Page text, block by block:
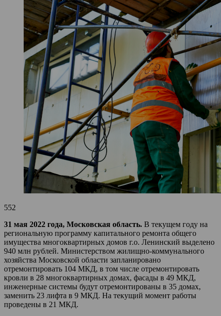
552
31 мая 2022 года, Московская область. В текущем году на
региональную программу капитального ремонта общего
имущества многоквартирных домов г.о. Ленинский выделено
940 млн рублей. Министерством жилищно-коммунального
хозяйства Московской области запланировано
отремонтировать 104 МКД, в том числе отремонтировать
кровли в 28 многоквартирных домах, фасады в 49 МКД,
инженерные системы будут отремонтированы в 35 домах,
заменить 23 лифта в 9 МКД. На текущий момент работы
проведены в 21 МКД.